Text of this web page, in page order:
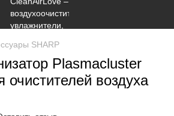
SHARP
Plasmacluster
очистителей воздуха